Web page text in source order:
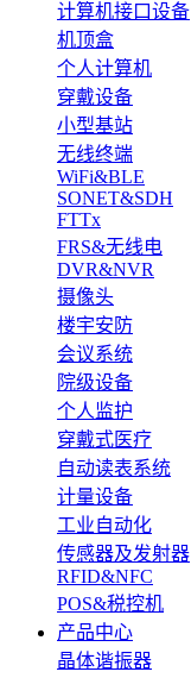
计算机接口设备
机顶盒
个人计算机
穿戴设备
小型基站
无线终端
WiFi&BLE
SONET&SDH
FTTx
FRS&无线电
DVR&NVR
摄像头
楼宇安防
会议系统
院级设备
个人监护
穿戴式医疗
自动读表系统
计量设备
工业自动化
传感器及发射器
RFID&NFC
POS&税控机
产品中心
晶体谐振器